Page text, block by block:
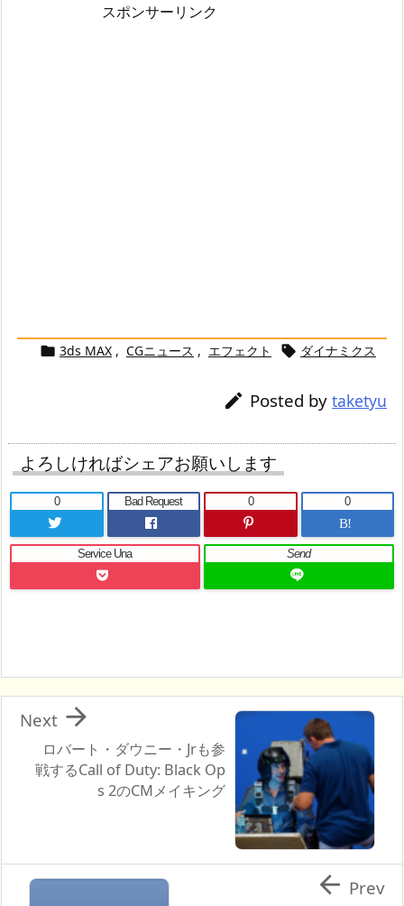
スポンサーリンク
 3ds MAX , CGニュース , エフェクト  ダイナミクス
 Posted by taketyu
よろしければシェアお願いします
0 Bad Request
0
B!
0
Service Una Send
ロバート・ダウニー・Jrも参
戦するCall of Duty: Black Op
s 2のCMメイキング

Next
 Prev